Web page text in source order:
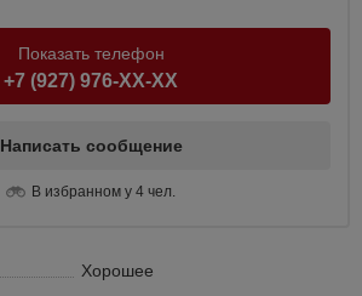
Показать телефон
+7 (927) 976-XX-XX
Написать сообщение
В избранном у 4 чел.
Хорошее